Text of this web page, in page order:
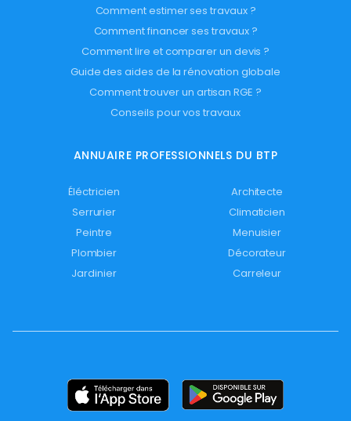
Comment estimer ses travaux ?
Comment financer ses travaux ?
Comment lire et comparer un devis ?
Guide des aides de la rénovation globale
Comment trouver un artisan RGE ?
Conseils pour vos travaux
ANNUAIRE PROFESSIONNELS DU BTP
Éléctricien
Architecte
Serrurier
Climaticien
Peintre
Menuisier
Plombier
Décorateur
Jardinier
Carreleur